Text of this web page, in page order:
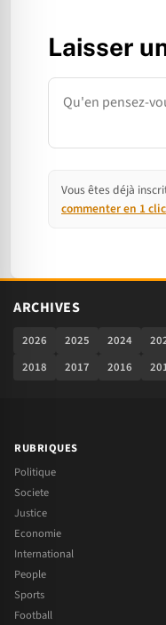
Laisser
Commentaire
Vous êtes déjà
commenter en 1 clic
ARCHIVES
2026 2025 2024
2018
2017 2016
RUBRIQUES
Politique
Societe
Justice
Economie
International
People
Sports
Football